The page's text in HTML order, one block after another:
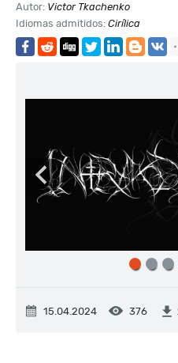
Autor: Victor Tkachenko
Idiomas admitidos: Cirílica
15.04.2024 376